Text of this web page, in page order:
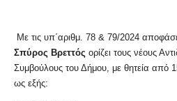
Με τις υπ΄αριθμ. 78 & 79/2024
Σπύρος Βρεττός ορίζει τους νέους
Συμβούλους του Δήμου, με θητεία από
ως εξής: